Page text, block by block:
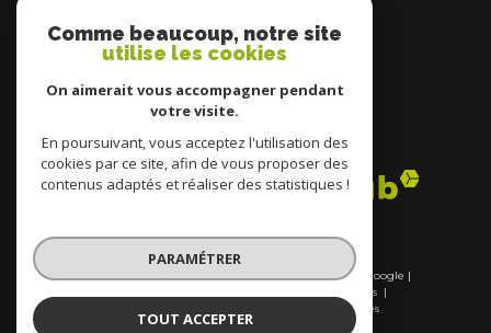
Adhérents
© 2026 | Tous droits réservés | Traduction powered by Google |
Mentions légales
Cookies
Comme beaucoup, notre site
utilise les cookies
On aimerait vous accompagner pendant
votre visite.
En poursuivant, vous acceptez l'utilisation des
cookies par ce site, afin de vous proposer des
contenus adaptés et réaliser des statistiques !
PARAMÉTRER
TOUT ACCEPTER